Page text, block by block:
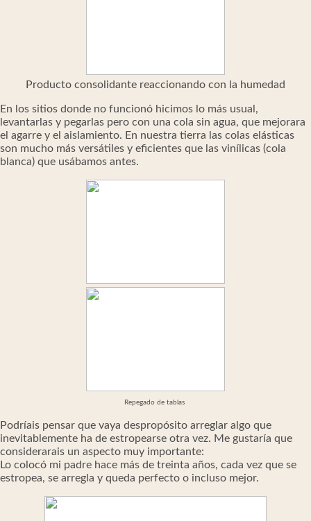
Producto consolidante reaccionando con la humedad
En los sitios donde no funcionó hicimos lo más usual,
levantarlas y pegarlas pero con una cola sin agua, que mejorara
el agarre y el aislamiento. En nuestra tierra las colas elásticas
son mucho más versátiles y eficientes que las vinílicas (cola
blanca) que usábamos antes.
Repegado de tablas
Podríais pensar que vaya despropósito arreglar algo que
inevitablemente ha de estropearse otra vez. Me gustaría que
considerarais un aspecto muy importante:
Lo colocó mi padre hace más de treinta años, cada vez que se
estropea, se arregla y queda perfecto o incluso mejor.